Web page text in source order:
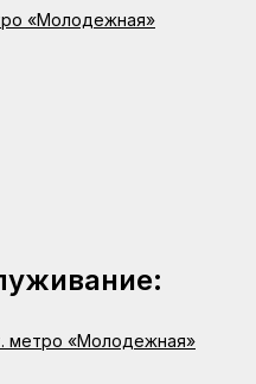
«Молодежная»
метро «Молодежная»